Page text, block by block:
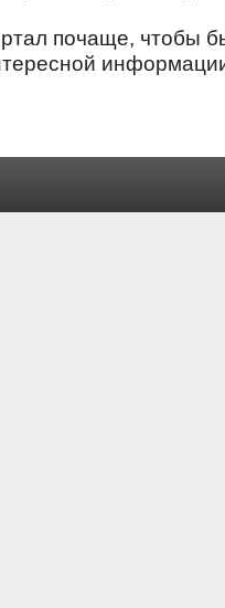
пοчаще, чтобы